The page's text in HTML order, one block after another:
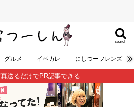
search
グルメ イベカレ にしつーフレンズ
真送るだけでPR記事できる